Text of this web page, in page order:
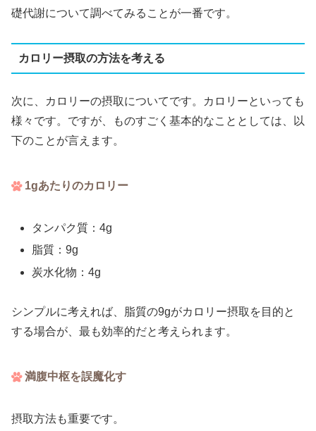
礎代謝について調べてみることが一番です。
カロリー摂取の方法を考える
次に、カロリーの摂取についてです。カロリーといっても
様々です。ですが、ものすごく基本的なこととしては、以
下のことが言えます。
1gあたりのカロリー
タンパク質：4g
脂質：9g
炭水化物：4g
シンプルに考えれば、脂質の9gがカロリー摂取を目的と
する場合が、最も効率的だと考えられます。
満腹中枢を誤魔化す
摂取方法も重要です。